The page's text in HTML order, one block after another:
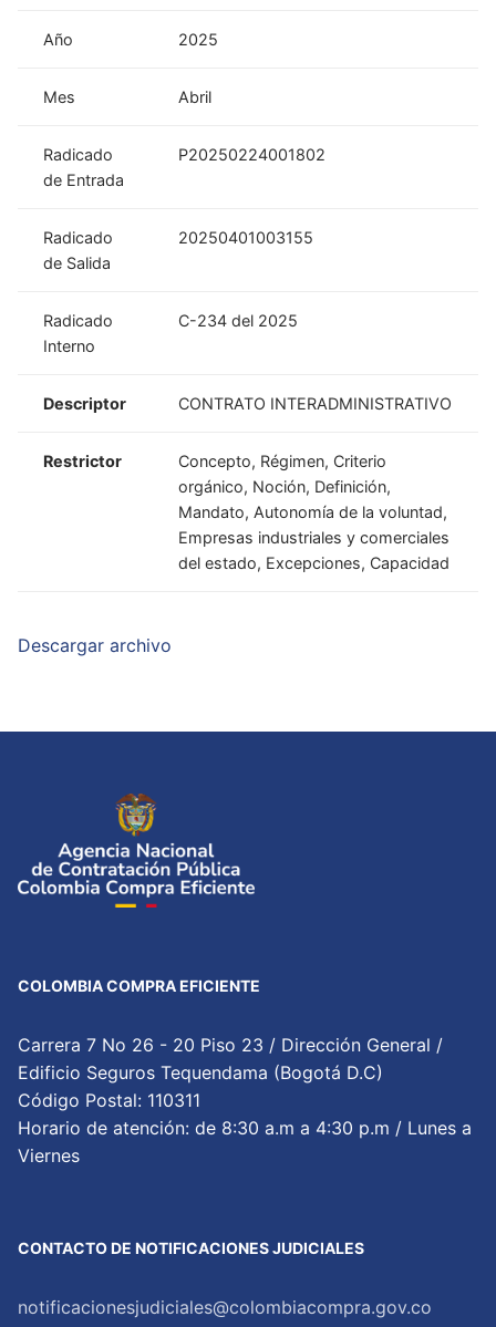
Año 2025
Mes Abril
Radicado
de Entrada
P20250224001802
Radicado
de Salida
20250401003155
Radicado
Interno
C-234 del 2025
Descriptor CONTRATO INTERADMINISTRATIVO
Restrictor
Concepto, Régimen, Criterio
orgánico, Noción, Definición,
Mandato, Autonomía de la voluntad,
Empresas industriales y comerciales
del estado, Excepciones, Capacidad
Descargar archivo
COLOMBIA COMPRA EFICIENTE
Carrera 7 No 26 - 20 Piso 23 / Dirección General /
Edificio Seguros Tequendama (Bogotá D.C)
Código Postal: 110311
Horario de atención: de 8:30 a.m a 4:30 p.m / Lunes a
Viernes
CONTACTO DE NOTIFICACIONES JUDICIALES
notificacionesjudiciales@colombiacompra.gov.co